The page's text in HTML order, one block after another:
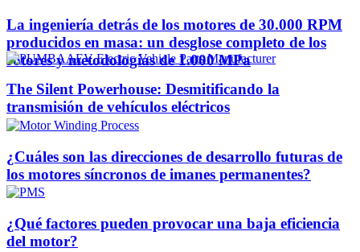
La ingeniería detrás de los motores de 30.000 RPM
producidos en masa: un desglose completo de los
rotores y metodologías de 1.000 MPa
The Silent Powerhouse: Desmitificando la
transmisión de vehículos eléctricos
¿Cuáles son las direcciones de desarrollo futuras de
los motores síncronos de imanes permanentes?
¿Qué factores pueden provocar una baja eficiencia
del motor?